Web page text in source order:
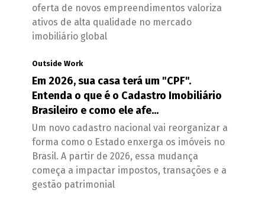
oferta de novos empreendimentos valoriza
ativos de alta qualidade no mercado
imobiliário global
Outside Work
Em 2026, sua casa terá um "CPF".
Entenda o que é o Cadastro Imobiliário
Brasileiro e como ele afe...
Um novo cadastro nacional vai reorganizar a
forma como o Estado enxerga os imóveis no
Brasil. A partir de 2026, essa mudança
começa a impactar impostos, transações e a
gestão patrimonial